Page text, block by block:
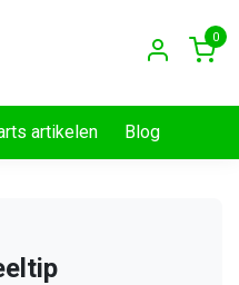
0
artikelen Blog